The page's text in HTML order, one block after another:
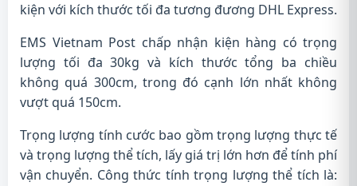
kiện với kích thước tối đa tương đương DHL Express.
EMS Vietnam Post chấp nhận kiện hàng có trọng
lượng tối đa 30kg và kích thước tổng ba chiều
không quá 300cm, trong đó cạnh lớn nhất không
vượt quá 150cm.
Trọng lượng tính cước bao gồm trọng lượng thực tế
và trọng lượng thể tích, lấy giá trị lớn hơn để tính phí
vận chuyển. Công thức tính trọng lượng thể tích là: